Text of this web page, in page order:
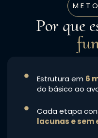
Por que
Estrutura em 6
do básico ao
Cada etapa
lacunas e sem